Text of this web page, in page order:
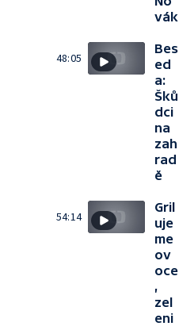
vák
48:05
Bes
ed
a:
Šků
dci
na
zah
rad
ě
54:14
Gril
uje
me
ov
oce
,
zel
eni